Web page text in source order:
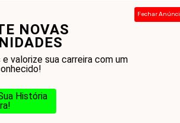
NOVAS
e valorize sua carreira com um
História
Fechar
Cristãs-Estudo Bíblico
38 e 39: Entendendo a Profecia e